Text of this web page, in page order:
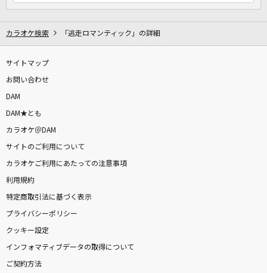
カラオケをもっと楽しもう！
カラオケ検索 「逃走ロマンティック」の詳細
サイトマップ
お問い合わせ
DAM
DAM★とも
カラオケ＠DAM
サイトのご利用について
カラオケご利用にあたっての注意事項
利用規約
特定商取引法に基づく表示
プライバシーポリシー
クッキー設定
インフォマティブデータの取得について
ご契約方法